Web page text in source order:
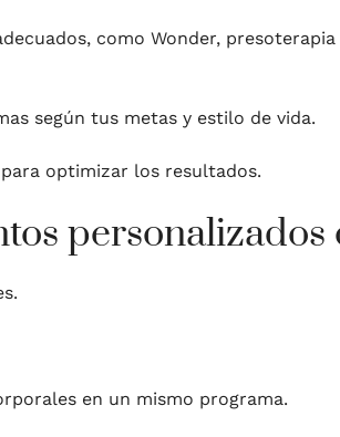
como Wonder,
según tus metas y estilo de vida.
optimizar los resultados.
en un mismo programa.